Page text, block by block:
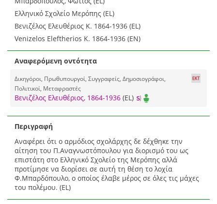
Ελληνικό Σχολείο Μερόπης (EL)
Βενιζέλος Ελευθέριος Κ. 1864-1936 (EL)
Venizelos Eleftherios K. 1864-1936 (EN)
Αναφερόμενη οντότητα
Δικηγόροι, Πρωθυπουργοί, Συγγραφείς, Δημοσιογράφοι,
Πολιτικοί, Μεταφραστές
Βενιζέλος Ελευθέριος, 1864-1936 (EL)
Περιγραφή
Αναφέρει ότι ο αρμόδιος σχολάρχης δε δέχθηκε την
αίτηση του Π.Αναγνωστόπουλου για διορισμό του ως
επιστάτη στο Ελληνικό Σχολείο της Μερόπης αλλά
προτίμησε να διορίσει σε αυτή τη θέση το λοχία
Φ.Μπαρδόπουλο, ο οποίος έλαβε μέρος σε όλες τις μάχες
του πολέμου. (EL)